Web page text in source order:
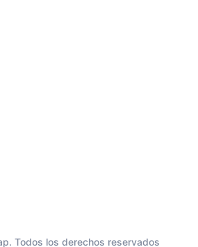
Todos los derechos reservados